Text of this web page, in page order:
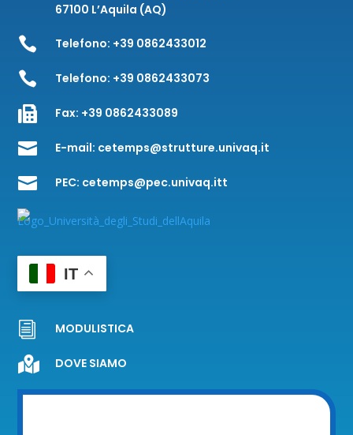
67100 L’Aquila (AQ)
 Telefono: +39 0862433012
 Telefono: +39 0862433073
 Fax: +39 0862433089
 E-mail: cetemps@strutture.univaq.it
 PEC: cetemps@pec.univaq.itt
IT
i MODULISTICA
 DOVE SIAMO